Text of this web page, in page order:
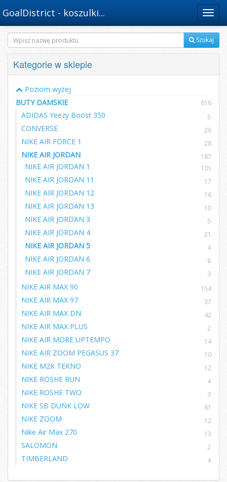
Menu
GoalDistrict - koszulki...
Szukaj
Kategorie w sklepie
Poziom wyżej
BUTY DAMSKIE
616
ADIDAS Yeezy Boost 350 5
CONVERSE 26
NIKE AIR FORCE 1 28
NIKE AIR JORDAN 187
NIKE AIR JORDAN 1 101
NIKE AIR JORDAN 11 17
NIKE AIR JORDAN 12 16
NIKE AIR JORDAN 13 10
NIKE AIR JORDAN 3 5
NIKE AIR JORDAN 4 21
NIKE AIR JORDAN 5 4
NIKE AIR JORDAN 6 8
NIKE AIR JORDAN 7 3
NIKE AIR MAX 90 154
NIKE AIR MAX 97 37
NIKE AIR MAX DN 42
NIKE AIR MAX PLUS 2
NIKE AIR MORE UPTEMPO 14
NIKE AIR ZOOM PEGASUS 37 10
NIKE M2K TEKNO 12
NIKE ROSHE RUN 4
NIKE ROSHE TWO 3
NIKE SB DUNK LOW 61
NIKE ZOOM 12
Nike Air Max 270 13
SALOMON 2
TIMBERLAND 4